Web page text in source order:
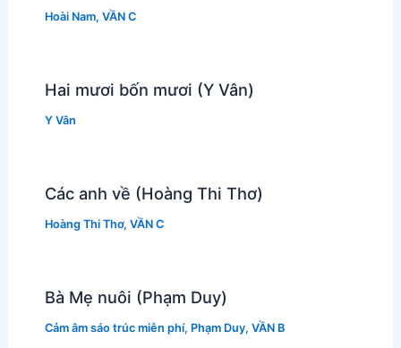
Hoài Nam, VẦN C
Hai mươi bốn mươi (Y Vân)
Y Vân
Các anh về (Hoàng Thi Thơ)
Hoàng Thi Thơ, VẦN C
Bà Mẹ nuôi (Phạm Duy)
Cảm âm sáo trúc miễn phí, Phạm Duy, VẦN B